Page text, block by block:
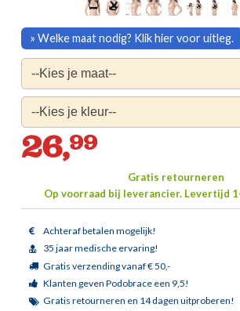
26,99
Gratis retourneren
Op voorraad bij leverancier.Levertijd
Achteraf betalen mogelijk!
35 jaar medische ervaring!
Gratis verzending vanaf € 50,-
Klanten geven Podobrace een 9,5!
Gratis retourneren en 14 dagen uitproberen!
» Welke maat nodig? Klik hier voor uitleg.